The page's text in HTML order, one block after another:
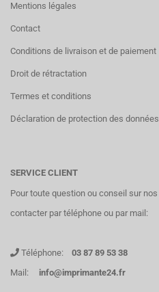
Mentions légales
Contact
Conditions de livraison et de paiement
Droit de rétractation
Termes et conditions
Déclaration de protection des données
SERVICE CLIENT
Pour toute question ou conseil sur
contacter par téléphone ou par mail:
Téléphone: 03 87 89 53 38
Mail:
info@imprimante24.fr